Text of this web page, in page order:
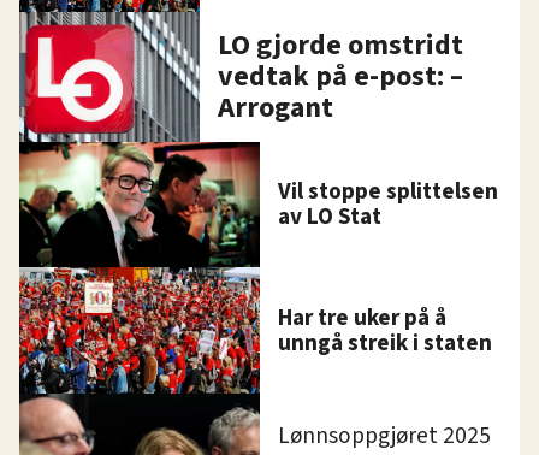
LO gjorde omstridt
vedtak på e-post: –
Arrogant
Vil stoppe splittelsen
av LO Stat
Har tre uker på å
unngå streik i staten
Lønnsoppgjøret 2025